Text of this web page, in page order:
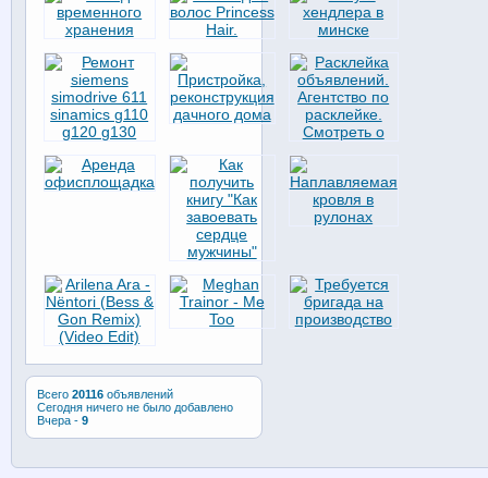
Всего 20116объявлений
Сегодня ничего не было добавлено
Вчера - 9